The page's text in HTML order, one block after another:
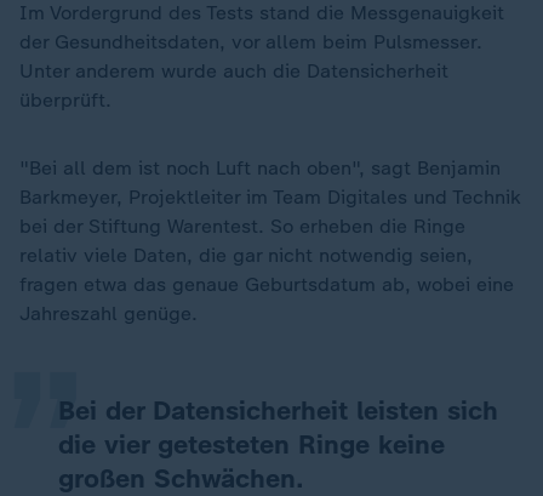
Im Vordergrund des Tests stand die Messgenauigkeit
der Gesundheitsdaten, vor allem beim Pulsmesser.
Unter anderem wurde auch die Datensicherheit
überprüft.
"Bei all dem ist noch Luft nach oben", sagt Benjamin
Barkmeyer, Projektleiter im Team Digitales und Technik
bei der Stiftung Warentest. So erheben die Ringe
relativ viele Daten, die gar nicht notwendig seien,
fragen etwa das genaue Geburtsdatum ab, wobei eine
Jahreszahl genüge.
Bei der Datensicherheit leisten sich
die vier getesteten Ringe keine
großen Schwächen.
„